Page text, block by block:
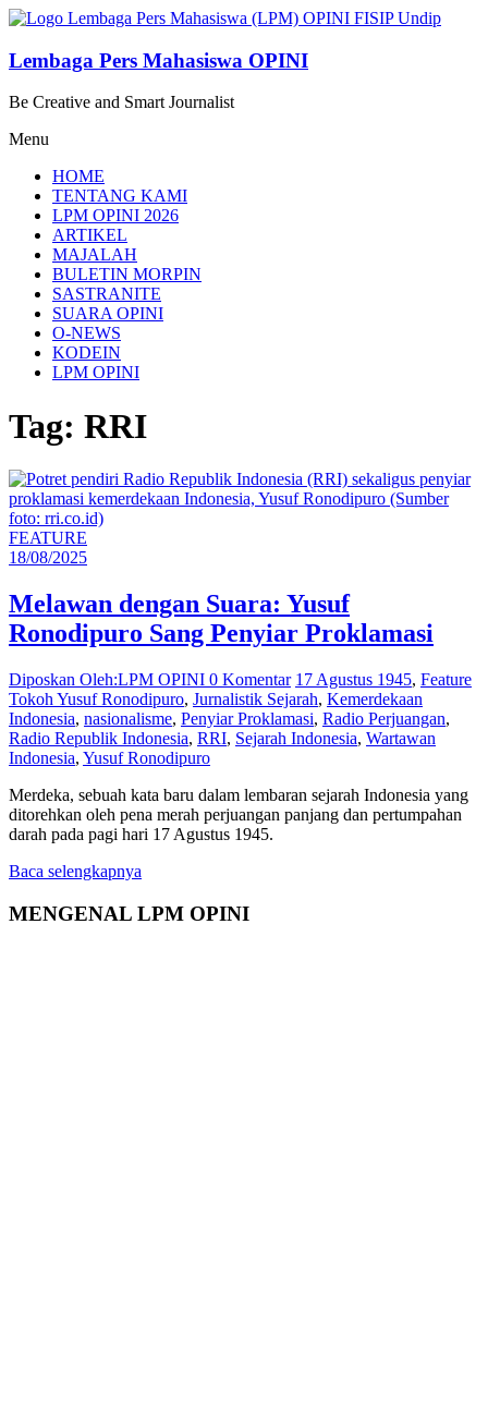
Lompat
konten
Lembaga Pers Mahasiswa OPINI
Be Creative and Smart Journalist
Menu
HOME
TENTANG KAMI
LPM OPINI 2026
ARTIKEL
MAJALAH
BULETIN MORPIN
SASTRANITE
SUARA OPINI
O-NEWS
KODEIN
LPM OPINI
Tag: RRI
FEATURE
18/08/2025
Melawan dengan Suara: Yusuf
Ronodipuro Sang Penyiar Proklamasi
Diposkan Oleh:LPM OPINI 0 Komentar 17 Agustus 1945, Feature
Tokoh Yusuf Ronodipuro, Jurnalistik Sejarah, Kemerdekaan
Indonesia, nasionalisme, Penyiar Proklamasi, Radio Perjuangan,
Radio Republik Indonesia, RRI, Sejarah Indonesia, Wartawan
Indonesia, Yusuf Ronodipuro
Merdeka, sebuah kata baru dalam lembaran sejarah Indonesia yang
ditorehkan oleh pena merah perjuangan panjang dan pertumpahan
darah pada pagi hari 17 Agustus 1945.
Baca selengkapnya
MENGENAL LPM OPINI